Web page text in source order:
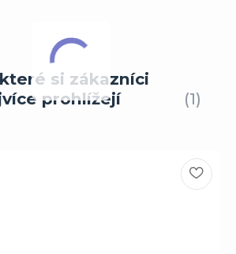
si zákazníci
prohlížejí
1